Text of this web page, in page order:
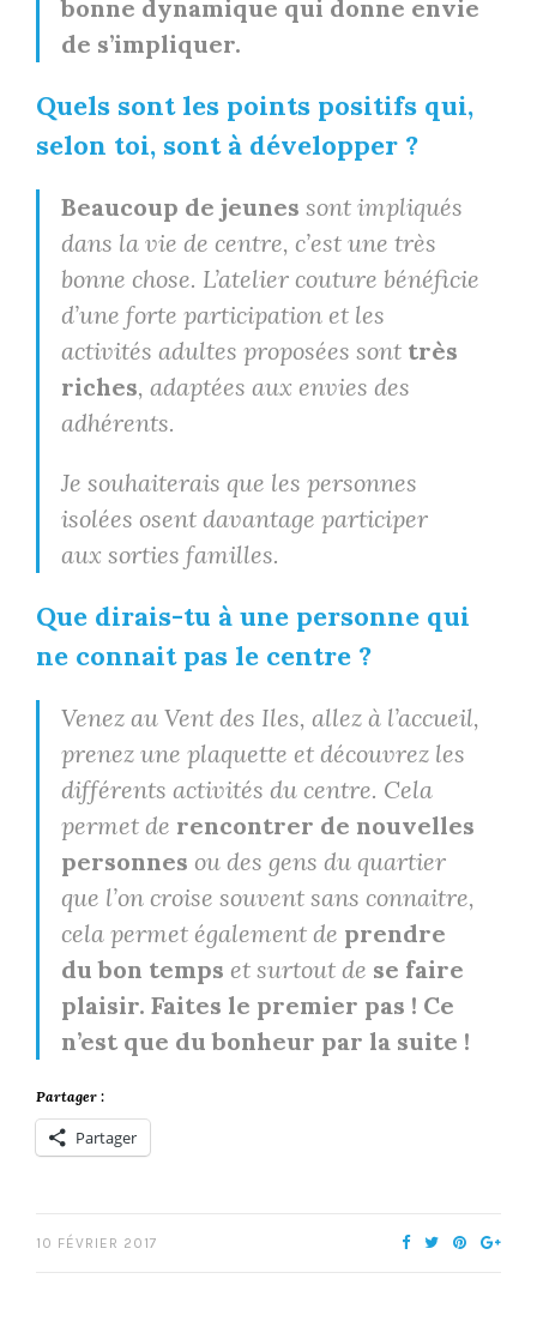
bonne dynamique qui donne envie
de s’impliquer.
Quels sont les points positifs qui,
selon toi, sont à développer ?
Beaucoup de jeunes sont impliqués
dans la vie de centre, c’est une très
bonne chose. L’atelier couture bénéficie
d’une forte participation et les
activités adultes proposées sont très
riches, adaptées aux envies des
adhérents.
Je souhaiterais que les personnes
isolées osent davantage participer
aux sorties familles.
Que dirais-tu à une personne qui
ne connait pas le centre ?
Venez au Vent des Iles, allez à l’accueil,
prenez une plaquette et découvrez les
différents activités du centre. Cela
permet de rencontrer de nouvelles
personnes ou des gens du quartier
que l’on croise souvent sans connaitre,
cela permet également de prendre
du bon temps et surtout de se faire
plaisir. Faites le premier pas ! Ce
n’est que du bonheur par la suite !
Partager :
Partager
10 FÉVRIER 2017